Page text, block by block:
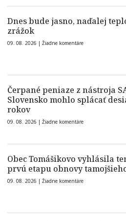
Dnes bude jasno, naďalej
zrážok
09. 08. 2026 | Žiadne komentáre
Čerpané peniaze z nástroja
Slovensko mohlo splácať
rokov
09. 08. 2026 | Žiadne komentáre
Obec Tomášikovo vyhlásila
prvú etapu obnovy
09. 08. 2026 | Žiadne komentáre